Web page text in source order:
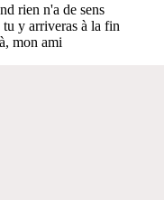
rien n'a de sens
y arriveras à la fin
mon ami